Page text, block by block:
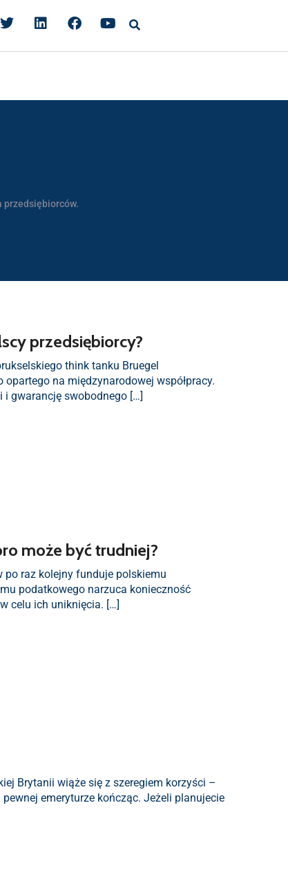
przedsiębiorców.
przedsiębiorcy?
think tanku Bruegel
na międzynarodowej współpracy.
i gwarancję swobodnego […]
może być trudniej?
raz kolejny funduje polskiemu
podatkowego narzuca konieczność
celu ich uniknięcia. […]
Brytanii wiąże się z szeregiem korzyści –
emeryturze kończąc. Jeżeli planujecie